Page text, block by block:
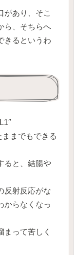
があり、そこ
ら、そちらへ
きるというわ
ままでもできる
ると、結腸や
反射反応がな
からなくなっ
まって苦しく